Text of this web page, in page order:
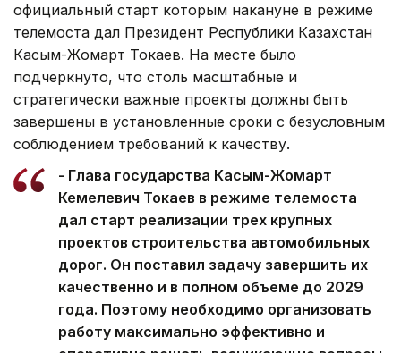
официальный старт которым накануне в режиме
телемоста дал Президент Республики Казахстан
Касым-Жомарт Токаев. На месте было
подчеркнуто, что столь масштабные и
стратегически важные проекты должны быть
завершены в установленные сроки с безусловным
соблюдением требований к качеству.
- Глава государства Касым-Жомарт
Кемелевич Токаев в режиме телемоста
дал старт реализации трех крупных
проектов строительства автомобильных
дорог. Он поставил задачу завершить их
качественно и в полном объеме до 2029
года. Поэтому необходимо организовать
работу максимально эффективно и